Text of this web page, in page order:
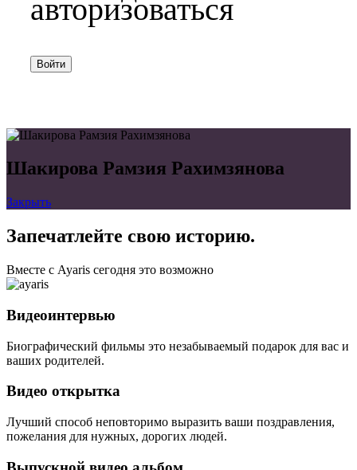
авторизоваться
Войти
Шакирова Рамзия Рахимзянова
Закрыть
Запечатлейте свою историю.
Вместе с Ayaris сегодня это возможно
Видеоинтервью
Биографический фильмы это незабываемый подарок для вас и
ваших родителей.
Видео открытка
Лучший способ неповторимо выразить ваши поздравления,
пожелания для нужных, дорогих людей.